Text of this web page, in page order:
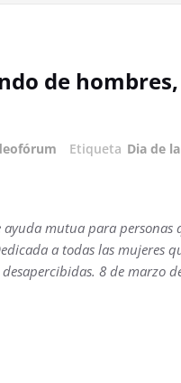
de
Etiqueta Dia de
mutua para
a todas las mujeres
8 de marzo